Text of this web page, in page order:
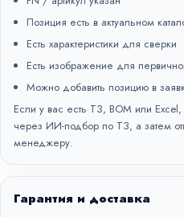
Позиция есть в актуальном
Есть характеристики для сверки
Есть изображение для
Можно добавить позицию в
Если у вас есть ТЗ, BOM или
через ИИ-подбор по ТЗ, а затем
менеджеру.
Гарантия и доставка